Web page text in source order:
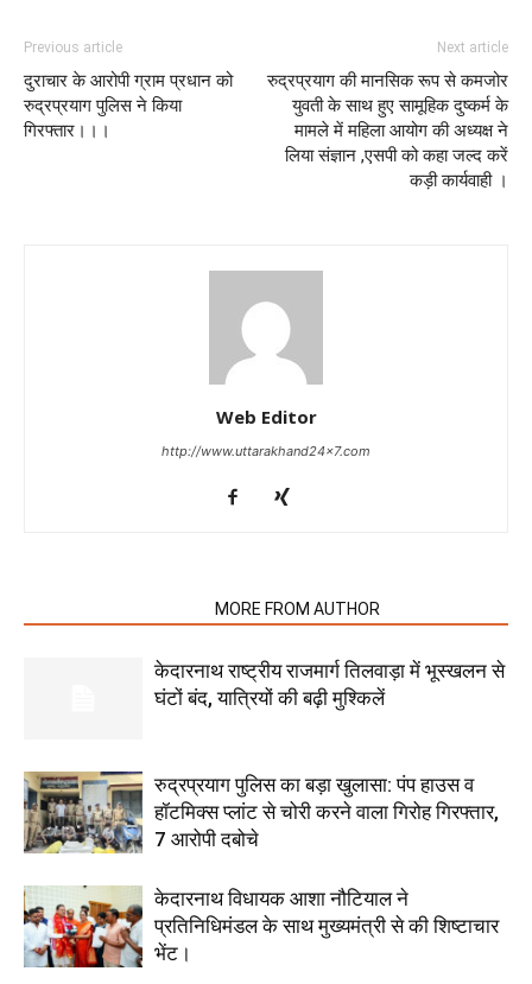
Previous article
दुराचार के आरोपी ग्राम प्रधान को
रुद्रप्रयाग पुलिस ने किया
गिरफ्तार।।।
Next article
रुद्रप्रयाग की मानसिक रूप से कमजोर
युवती के साथ हुए सामूहिक दुष्कर्म के
मामले में महिला आयोग की अध्यक्ष ने
लिया संज्ञान ,एसपी को कहा जल्द करें
कड़ी कार्यवाही ।
Web Editor
http://www.uttarakhand24x7.com
MORE FROM AUTHOR
केदारनाथ राष्ट्रीय राजमार्ग तिलवाड़ा में भूस्खलन से
घंटों बंद, यात्रियों की बढ़ी मुश्किलें
रुद्रप्रयाग पुलिस का बड़ा खुलासा: पंप हाउस व
हॉटमिक्स प्लांट से चोरी करने वाला गिरोह गिरफ्तार,
7 आरोपी दबोचे
केदारनाथ विधायक आशा नौटियाल ने
प्रतिनिधिमंडल के साथ मुख्यमंत्री से की शिष्टाचार
भेंट।